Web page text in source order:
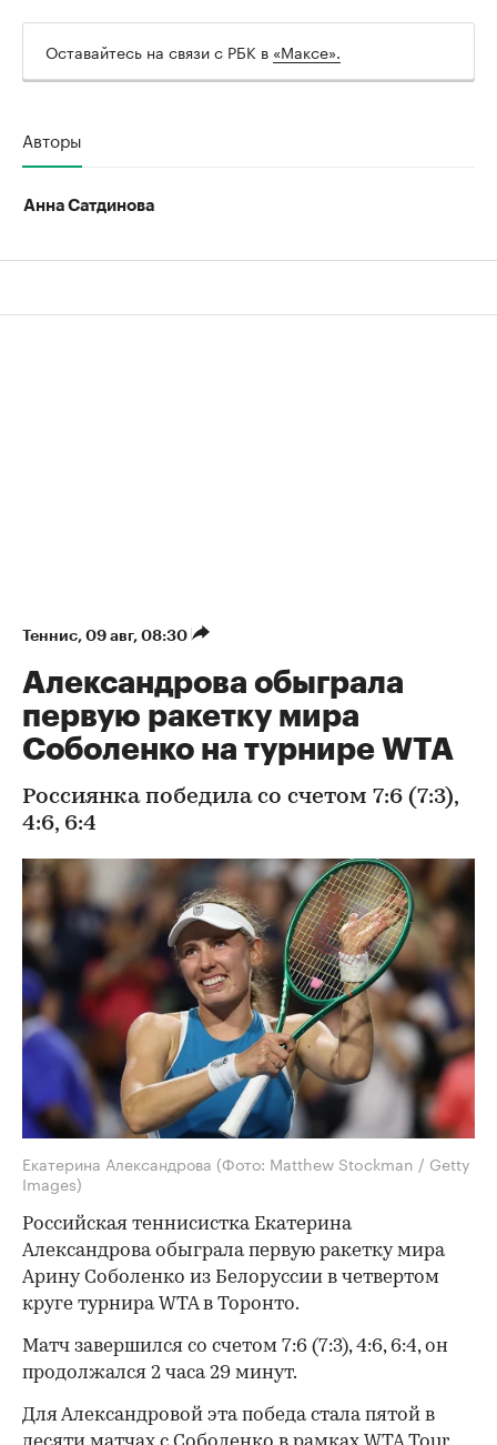
Оставайтесь на связи с РБК в «Максе».
Авторы
Анна Сатдинова
Теннис⁠, 09 авг, 08:30
Александрова обыграла
первую ракетку мира
Соболенко на турнире WTA
Россиянка победила со счетом 7:6 (7:3),
4:6, 6:4
Екатерина Александрова (Фото: Matthew Stockman / Getty
Images)
Российская теннисистка Екатерина
Александрова обыграла первую ракетку мира
Арину Соболенко из Белоруссии в четвертом
круге турнира WTA в Торонто.
Матч завершился со счетом 7:6 (7:3), 4:6, 6:4, он
продолжался 2 часа 29 минут.
Для Александровой эта победа стала пятой в